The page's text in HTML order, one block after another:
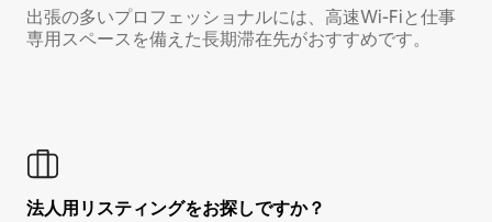
出張の多いプロフェッショナルには、高速Wi-Fiと仕事
専用スペースを備えた長期滞在先がおすすめです。
法人用リスティングをお探しですか？